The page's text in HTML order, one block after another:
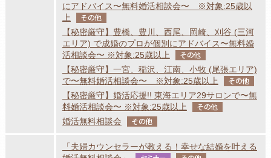
にアドバイス〜無料婚活相談会〜 ※対象:25歳以
上
その他
【秘密厳守】豊橋、豊川、西尾、岡崎、刈谷 (三河
エリア) で成婚のプロが個別にアドバイス〜無料婚
活相談会〜 ※対象:25歳以上
その他
【秘密厳守】一宮、稲沢、江南、小牧 (尾張エリア)
で〜無料婚活相談会〜 ※対象:25歳以上
その他
【秘密厳守】婚活応援!! 東海エリア29サロンで〜無
料婚活相談会〜 ※対象:25歳以上
その他
婚活無料相談会 その他
「夫婦カウンセラーが教える！幸せな結婚を叶える